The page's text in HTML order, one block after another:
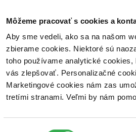
Môžeme pracovať s cookies a
Aby sme vedeli, ako sa na našom
zbierame cookies. Niektoré sú
toho používame analytické
vás zlepšovať. Personalizačné
Marketingové cookies nám zas
tretími stranami. Veľmi by nám
Poukážky Kontakt